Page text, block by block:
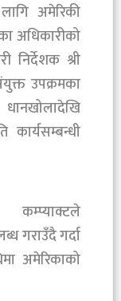
अमेरिकी
अधिकारीको
निर्देशक श्री
उपक्रमका
गराउँदै गर्दा
अमेरिकाको